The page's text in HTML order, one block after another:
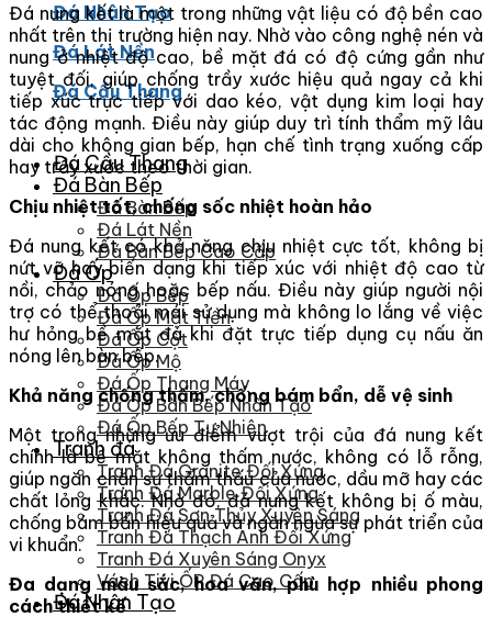
Đá Nhân Tạo
Đá Lát Nền
Đá Cầu Thang
Đá Cầu Thang
Đá Bàn Bếp
Đá Bàn Bếp
Đá Lát Nền
Đá Bàn Bếp Cao Cấp
Đá Ốp
Đá Ốp Bếp
Đá Ốp Mặt Tiền
Đá Ốp Cột
Đá Ốp Mộ
Đá Ốp Thang Máy
Đá Ốp Bàn Bếp Nhân Tạo
Đá Ốp Bếp Tự Nhiên
Tranh đá
Tranh Đá Granite Đối Xứng
Tranh Đá Marble Đối Xứng
Tranh Đá Sơn Thủy Xuyên Sáng
Tranh Đá Thạch Anh Đối Xứng
Tranh Đá Xuyên Sáng Onyx
Vách Tivi ỐP Đá Cao Cấp
Đá Nhân Tạo
Đá nung kết là một trong những vật liệu có độ bền cao
nhất trên thị trường hiện nay. Nhờ vào công nghệ nén và
nung ở nhiệt độ cao, bề mặt đá có độ cứng gần như
tuyệt đối, giúp chống trầy xước hiệu quả ngay cả khi
tiếp xúc trực tiếp với dao kéo, vật dụng kim loại hay
tác động mạnh. Điều này giúp duy trì tính thẩm mỹ lâu
dài cho không gian bếp, hạn chế tình trạng xuống cấp
hay trầy xước theo thời gian.
Chịu nhiệt tốt, chống sốc nhiệt hoàn hảo
Đá nung kết có khả năng chịu nhiệt cực tốt, không bị
nứt vỡ hay biến dạng khi tiếp xúc với nhiệt độ cao từ
nồi, chảo nóng hoặc bếp nấu. Điều này giúp người nội
trợ có thể thoải mái sử dụng mà không lo lắng về việc
hư hỏng bề mặt đá khi đặt trực tiếp dụng cụ nấu ăn
nóng lên bàn bếp.
Khả năng chống thấm, chống bám bẩn, dễ vệ sinh
Một trong những ưu điểm vượt trội của đá nung kết
chính là bề mặt không thấm nước, không có lỗ rỗng,
giúp ngăn chặn sự thẩm thấu của nước, dầu mỡ hay các
chất lỏng khác. Nhờ đó, đá nung kết không bị ố màu,
chống bám bẩn hiệu quả và ngăn ngừa sự phát triển của
vi khuẩn.
Đa dạng màu sắc, hoa văn, phù hợp nhiều phong
cách thiết kế